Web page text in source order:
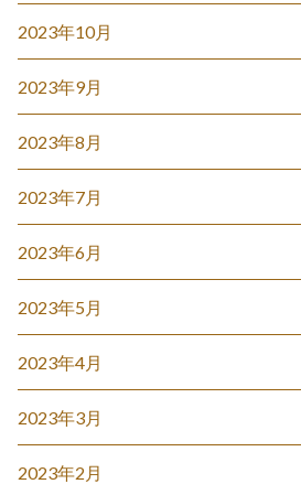
2023年10月
2023年9月
2023年8月
2023年7月
2023年6月
2023年5月
2023年4月
2023年3月
2023年2月